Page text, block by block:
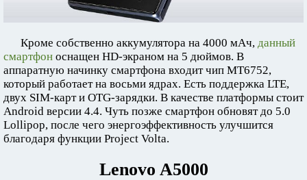
Кроме собственно аккумулятора на 4000 мАч, данный
смартфон оснащен HD-экраном на 5 дюймов. В
аппаратную начинку смартфона входит чип MT6752,
который работает на восьми ядрах. Есть поддержка LTE,
двух SIM-карт и OTG-зарядки. В качестве платформы стоит
Android версии 4.4. Чуть позже смартфон обновят до 5.0
Lollipop, после чего энергоэффективность улучшится
благодаря функции Project Volta.
Lenovo A5000